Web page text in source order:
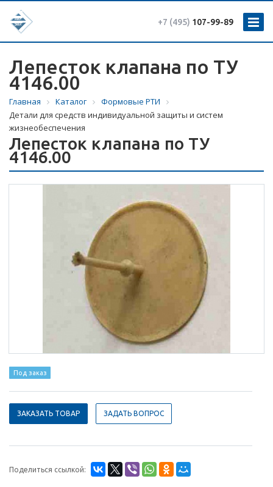
+7 (495) 107-99-89
Лепесток клапана по ТУ
4146.00
Главная Каталог
Формовые РТИ
Детали для средств индивидуальной защиты и систем
жизнеобеспечения
Лепесток клапана по ТУ
4146.00
Под заказ
ЗАКАЗАТЬ ТОВАР ЗАДАТЬ ВОПРОС
Поделиться ссылкой: